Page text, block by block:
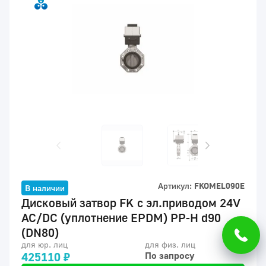
В наличии Артикул: FKOMEL090E
Дисковый затвор FK с эл.приводом 24V
AC/DC (уплотнение EPDM) PP-H d90
(DN80)
для юр. лиц
425110 ₽
для физ. лиц
По запросу